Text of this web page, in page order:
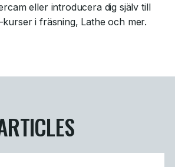
eller introducera dig själv till
i fräsning, Lathe och mer.